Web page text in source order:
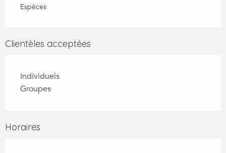
Espèces
Clientèles acceptées
Individuels
Groupes
Horaires